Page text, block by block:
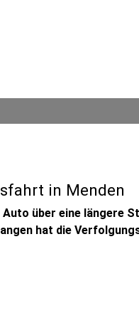
in Menden
über eine längere
hat die